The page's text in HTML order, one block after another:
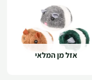
אזל מן המלאי